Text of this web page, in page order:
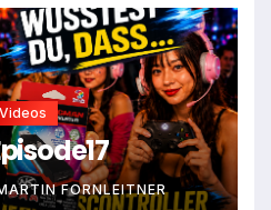
Videos
FORNLEITNER